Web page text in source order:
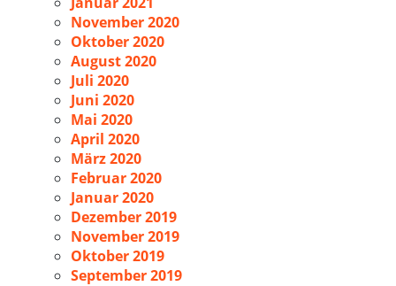
November 2020
Oktober 2020
August 2020
Juli 2020
Juni 2020
Mai 2020
April 2020
März 2020
Februar 2020
Januar 2020
Dezember 2019
November 2019
Oktober 2019
September 2019